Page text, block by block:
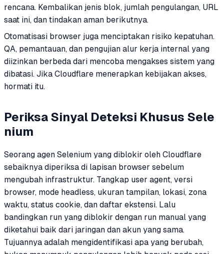
rencana. Kembalikan jenis blok, jumlah pengulangan, URL
saat ini, dan tindakan aman berikutnya.
Otomatisasi browser juga menciptakan risiko kepatuhan.
QA, pemantauan, dan pengujian alur kerja internal yang
diizinkan berbeda dari mencoba mengakses sistem yang
dibatasi. Jika Cloudflare menerapkan kebijakan akses,
hormati itu.
Periksa Sinyal Deteksi Khusus Sele
nium
Seorang agen Selenium yang diblokir oleh Cloudflare
sebaiknya diperiksa di lapisan browser sebelum
mengubah infrastruktur. Tangkap user agent, versi
browser, mode headless, ukuran tampilan, lokasi, zona
waktu, status cookie, dan daftar ekstensi. Lalu
bandingkan run yang diblokir dengan run manual yang
diketahui baik dari jaringan dan akun yang sama.
Tujuannya adalah mengidentifikasi apa yang berubah,